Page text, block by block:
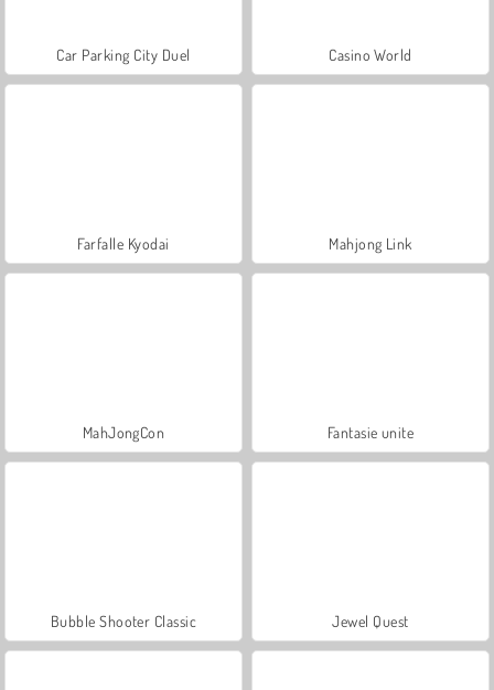
Car Parking City Duel Casino World
Farfalle Kyodai Mahjong Link
MahJongCon Fantasie unite
Bubble Shooter Classic Jewel Quest